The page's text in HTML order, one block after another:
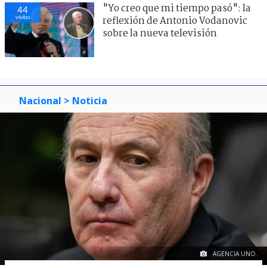
44
visitas
"Yo creo que mi tiempo pasó": la
reflexión de Antonio Vodanovic
sobre la nueva televisión
Nacional > Noticia
AGENCIA UNO.